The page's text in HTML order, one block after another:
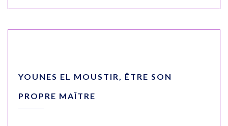
YOUNES EL MOUSTIR, ÊTRE SON
PROPRE MAÎTRE